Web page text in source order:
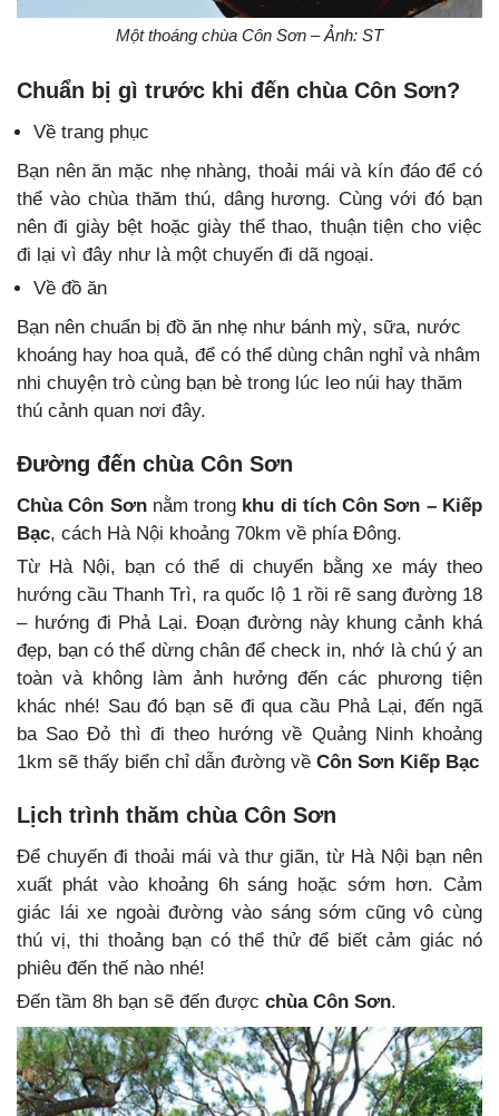
Một thoáng chùa Côn Sơn – Ảnh: ST
Chuẩn bị gì trước khi đến chùa Côn Sơn?
Về trang phục
Bạn nên ăn mặc nhẹ nhàng, thoải mái và kín đáo để có
thể vào chùa thăm thú, dâng hương. Cùng với đó bạn
nên đi giày bệt hoặc giày thể thao, thuận tiện cho việc
đi lại vì đây như là một chuyến đi dã ngoại.
Về đồ ăn
Bạn nên chuẩn bị đồ ăn nhẹ như bánh mỳ, sữa, nước
khoáng hay hoa quả, để có thể dùng chân nghỉ và nhâm
nhi chuyện trò cùng bạn bè trong lúc leo núi hay thăm
thú cảnh quan nơi đây.
Đường đến chùa Côn Sơn
Chùa Côn Sơnnằm trong khu di tích Côn Sơn – Kiếp
Bạc, cách Hà Nội khoảng 70km về phía Đông.
Từ Hà Nội, bạn có thể di chuyển bằng xe máy theo
hướng cầu Thanh Trì, ra quốc lộ 1 rồi rẽ sang đường 18
– hướng đi Phả Lại. Đoạn đường này khung cảnh khá
đẹp, bạn có thể dừng chân để check in, nhớ là chú ý an
toàn và không làm ảnh hưởng đến các phương tiện
khác nhé! Sau đó bạn sẽ đi qua cầu Phả Lại, đến ngã
ba Sao Đỏ thì đi theo hướng về Quảng Ninh khoảng
1km sẽ thấy biển chỉ dẫn đường về Côn Sơn Kiếp Bạc
Lịch trình thăm chùa Côn Sơn
Để chuyến đi thoải mái và thư giãn, từ Hà Nội bạn nên
xuất phát vào khoảng 6h sáng hoặc sớm hơn. Cảm
giác lái xe ngoài đường vào sáng sớm cũng vô cùng
thú vị, thi thoảng bạn có thể thử để biết cảm giác nó
phiêu đến thế nào nhé!
Đến tầm 8h bạn sẽ đến được chùa Côn Sơn.